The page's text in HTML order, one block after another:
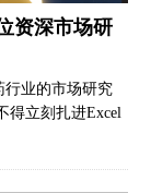
资深市场研
行业的市场研究
得立刻扎进Excel
告诉我，永远不